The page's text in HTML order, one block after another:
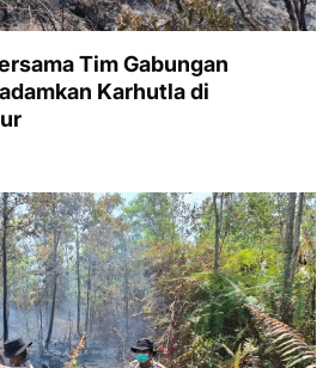
Tim Gabungan
Karhutla di